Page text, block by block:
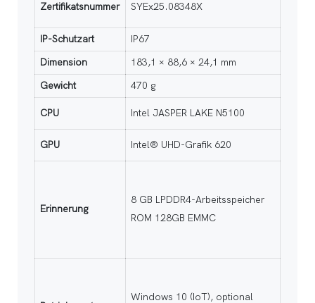
Zertifikatsnummer SYEx25.08348X
IP-Schutzart
IP67
Dimension
183,1 × 88,6 × 24,1 mm
Gewicht
470 g
CPU Intel JASPER LAKE N5100
GPU Intel® UHD-Grafik 620
Erinnerung
8 GB LPDDR4-Arbeitsspeicher
ROM 128GB EMMC
Windows 10 (IoT), optional